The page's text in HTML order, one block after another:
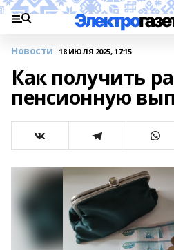
Новости 18 ИЮЛЯ 2025, 17:15
Как получить
пенсионную